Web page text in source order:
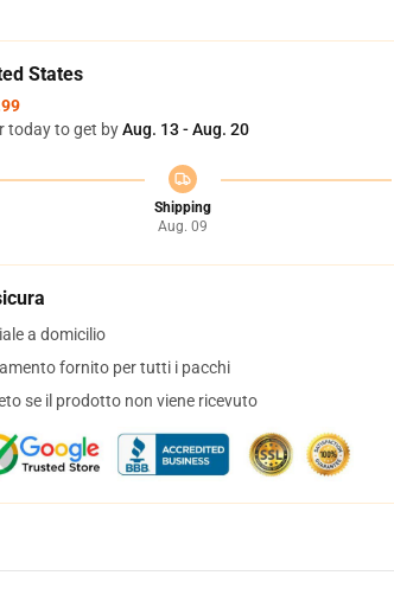
States
today to get byAug. 13 - Aug. 20
Shipping
Aug. 09
a domicilio
fornito per tutti i pacchi
se il prodotto non viene ricevuto